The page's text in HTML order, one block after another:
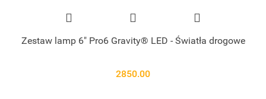
Zestaw lamp 6" Pro6 Gravity® LED - Światła drogowe
2850.00